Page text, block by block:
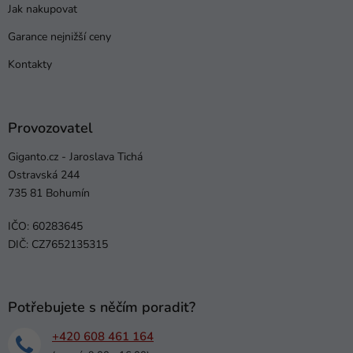
Jak nakupovat
Garance nejnižší ceny
Kontakty
Provozovatel
Giganto.cz - Jaroslava Tichá
Ostravská 244
735 81 Bohumín
IČO: 60283645
DIČ: CZ7652135315
Potřebujete s něčím poradit?
+420 608 461 164